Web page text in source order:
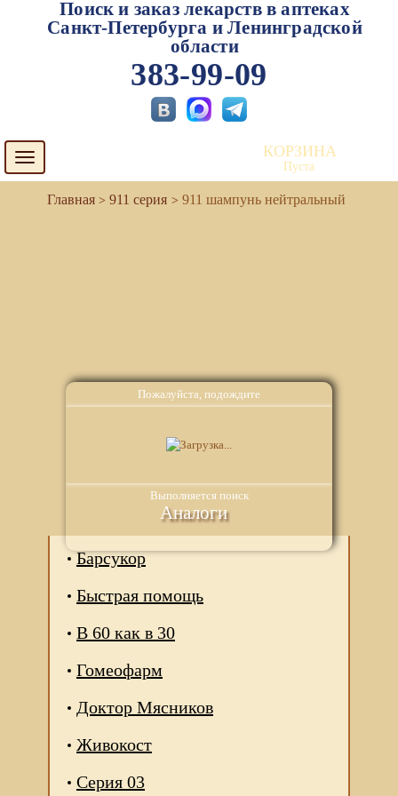
Пожалуйста, подождите
Выполняется поиск
Поиск и заказ лекарств в аптеках
Санкт-Петербурга и Ленинградской
области
383-99-09
Toggle
navigation
КОРЗИНА
Пуста
911 серия 911 шампунь нейтральный
Аналоги
Барсукор
Быстрая помощь
В 60 как в 30
Гомеофарм
Доктор Мясников
Живокост
Серия 03
Мы используем файлы Сookie для корректной работы
веб-сайта. Подробности - в
обработки персональных данных